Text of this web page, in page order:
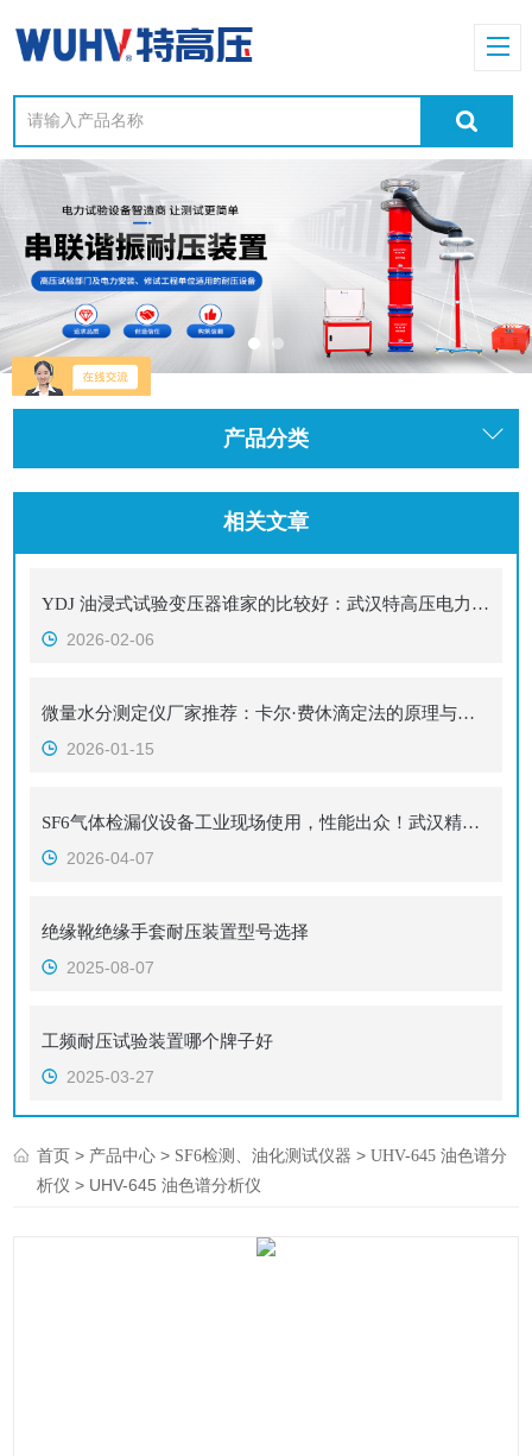
产品分类
相关文章
YDJ 油浸式试验变压器谁家的比较好：武汉特高压电力科技变压器的设计对标
2026-02-06
微量水分测定仪厂家推荐：卡尔·费休滴定法的原理与跨行业应用
2026-01-15
SF6气体检漏仪设备工业现场使用，性能出众！武汉精密守卫封闭设备气密性
2026-04-07
绝缘靴绝缘手套耐压装置型号选择
2025-08-07
工频耐压试验装置哪个牌子好
2025-03-27
首页 > 产品中心 > SF6检测、油化测试仪器 >UHV-645 油色谱分
析仪 > UHV-645 油色谱分析仪